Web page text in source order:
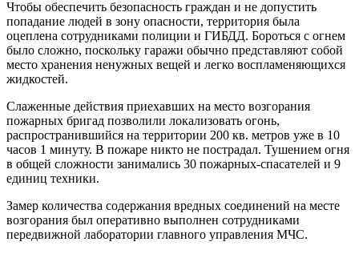
Чтобы обеспечить безопасность граждан и не допустить
попадание людей в зону опасности, территория была
оцеплена сотрудниками полиции и ГИБДД. Бороться с огнем
было сложно, поскольку гаражи обычно представляют собой
место хранения ненужных вещей и легко воспламеняющихся
жидкостей.
Слаженные действия приехавших на место возгорания
пожарных бригад позволили локализовать огонь,
распространившийся на территории 200 кв. метров уже в 10
часов 1 минуту. В пожаре никто не пострадал. Тушением огня
в общей сложности занимались 30 пожарных-спасателей и 9
единиц техники.
Замер количества содержания вредных соединений на месте
возгорания был оперативно выполнен сотрудниками
передвижной лаборатории главного управления МЧС.